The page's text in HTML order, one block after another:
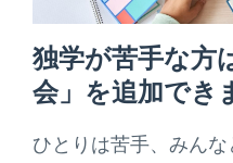
独学が苦手な方
会」を追加でき
ひとりは苦手、みん